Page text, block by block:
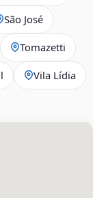
São José
Tomazetti
Vila Lídia